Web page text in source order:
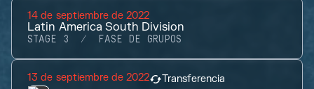
14 de septiembre de 2022
Latin America South Division
STAGE 3 FASE DE GRUPOS
13 de septiembre de 2022 Transferencia